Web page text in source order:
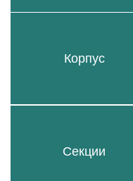
Корпус
Секции